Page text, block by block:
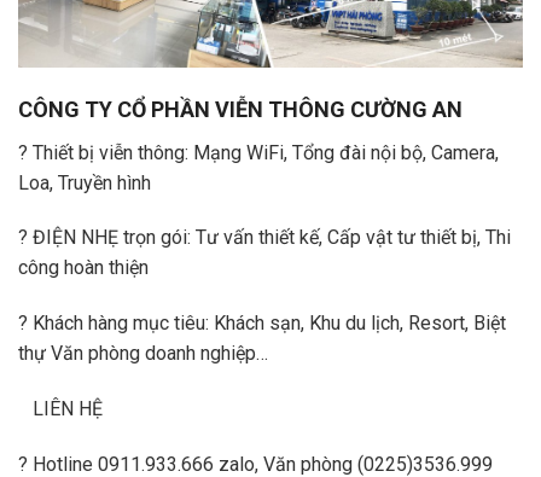
CÔNG TY CỔ PHẦN VIỄN THÔNG CƯỜNG AN
? Thiết bị viễn thông: Mạng WiFi, Tổng đài nội bộ, Camera,
Loa, Truyền hình
? ĐIỆN NHẸ trọn gói: Tư vấn thiết kế, Cấp vật tư thiết bị, Thi
công hoàn thiện
? Khách hàng mục tiêu: Khách sạn, Khu du lịch, Resort, Biệt
thự Văn phòng doanh nghiệp…
LIÊN HỆ
? Hotline 0911.933.666 zalo, Văn phòng (0225)3536.999